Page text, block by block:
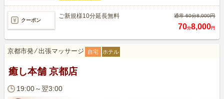
クーポン
ご新規様10分延長無料 通常 60分8,000円
70分8,000円
京都市発 ⁄出張マッサージ ホテル
自宅
癒し本舗 京都店
19:00～翌3:00